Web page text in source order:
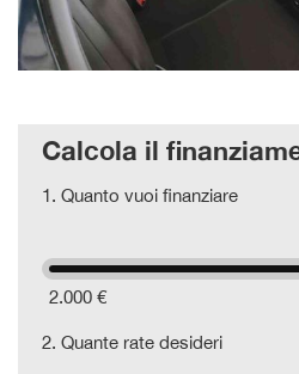
Calcola il
1. Quanto vuoi finanziare
2.000 €
2. Quante rate desideri